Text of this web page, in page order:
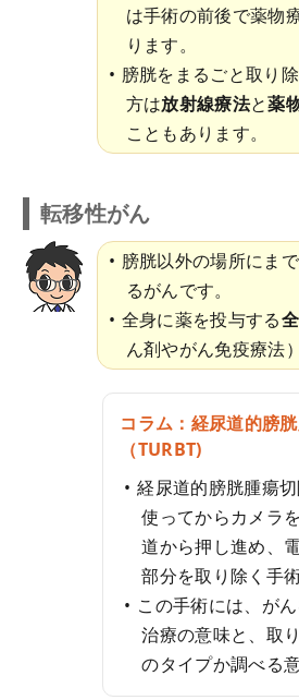
は手術の前後で薬物
ります。
膀胱をまるごと取り
方は放射線療法と薬
こともあります。
転移性がん
膀胱以外の場所にま
るがんです。
全身に薬を投与する
ん剤やがん免疫療法
コラム：経尿道的膀
（TURBT)
経尿道的膀胱腫瘍
使ってからカメラ
道から押し進め、
部分を取り除く手術
この手術には、が
治療の意味と、取
のタイプか調べる